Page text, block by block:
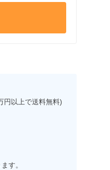
円以上で送料無料)
す。